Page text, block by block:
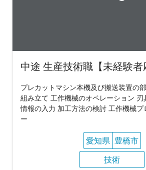
中途 生産技術職【未経験者
プレカットマシン本機及び搬送装置の
組み立て 工作機械のオペレーション 刃
情報の入力 加工方法の検討 工作機械
ー
愛知県 豊橋市
技術